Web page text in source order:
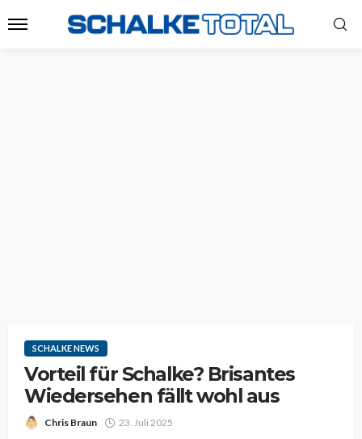
SCHALKE NEWS
Vorteil für Schalke? Brisantes
Wiedersehen fällt wohl aus
Chris Braun 23. Juli 2025